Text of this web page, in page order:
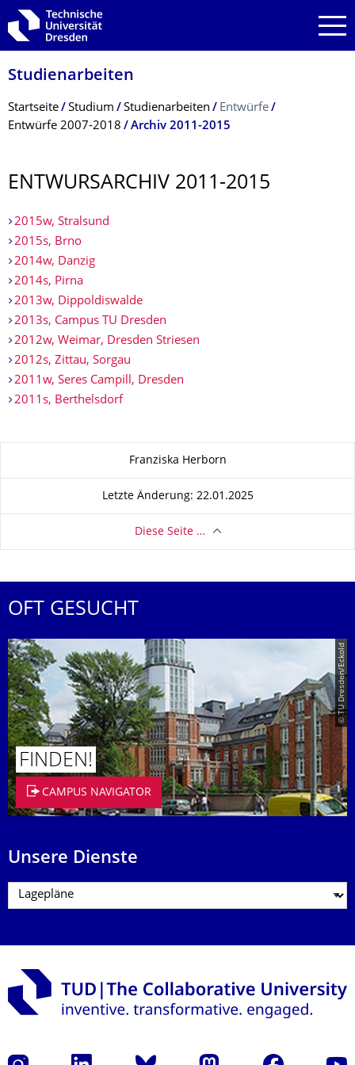
Zur Hauptnavigation springen
Zur Suche springen
Zum Inhalt springen
Studienarbeiten
Breadcrumb-Menü
Startseite Studium Studienarbeiten
Entwürfe
Entwürfe 2007-2018
Archiv 2011-2015
ENTWURSARCHIV 2011-2015
2015w, Stralsund
2015s, Brno
2014w, Danzig
2014s, Pirna
2013w, Dippoldiswalde
2013s, Campus TU Dresden
2012w, Weimar, Dresden Striesen
2012s, Zittau, Sorgau
2011w, Seres Campill, Dresden
2011s, Berthelsdorf
Franziska Herborn
Letzte Änderung: 22.01.2025
Diese Seite …
OFT GESUCHT
© TU Dresden/Eckold
FINDEN!
CAMPUS NAVIGATOR
Unsere Dienste
Instagram LinkedIn Bluesky Mastodon Facebook